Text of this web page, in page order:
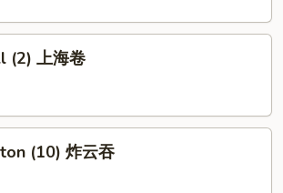
(2) 上海卷
(10) 炸云吞